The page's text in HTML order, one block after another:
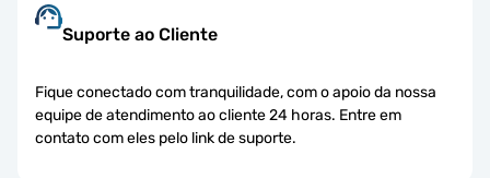
Suporte ao Cliente
Fique conectado com tranquilidade, com o apoio da nossa
equipe de atendimento ao cliente 24 horas. Entre em
contato com eles pelo link de suporte.